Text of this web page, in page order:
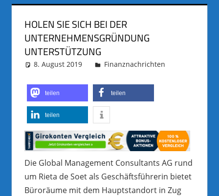
HOLEN SIE SICH BEI DER
UNTERNEHMENSGRÜNDUNG
UNTERSTÜTZUNG
8. August 2019 adminus
Finanznachrichten
teilen teilen
teilen
Die Global Management Consultants AG rund
um Rieta de Soet als Geschäftsführerin bietet
Büroräume mit dem Hauptstandort in Zug